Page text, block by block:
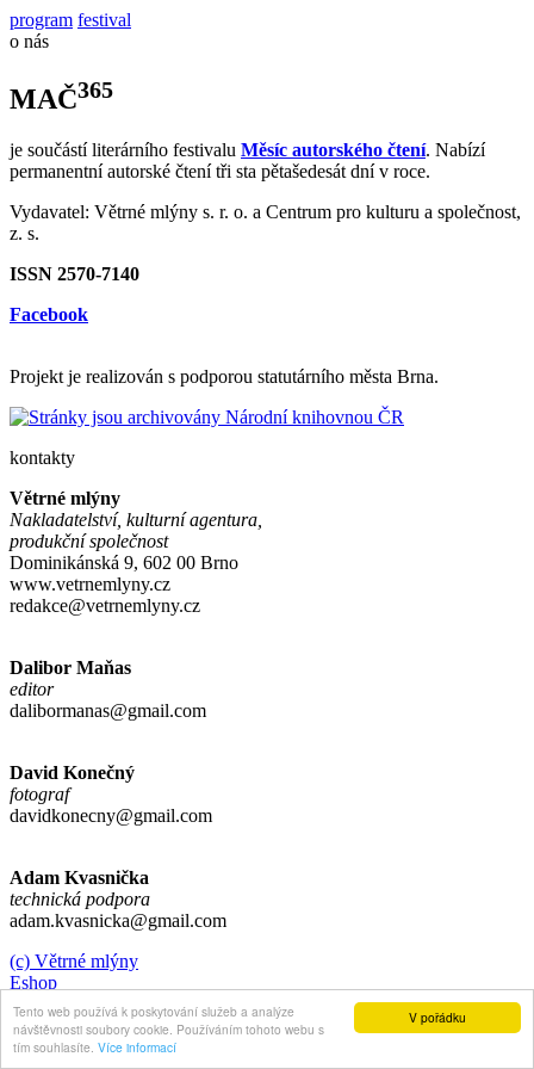
V pořádku
Tento web používá k poskytování služeb a analýze
návštěvnosti soubory cookie. Používáním tohoto webu s
tím souhlasíte. Více informací
program festival
o nás
MAČ365
je součástí literárního festivalu Měsíc autorského čtení. Nabízí
permanentní autorské čtení tři sta pětašedesát dní v roce.
Vydavatel: Větrné mlýny s. r. o. a Centrum pro kulturu a společnost,
z. s.
ISSN 2570-7140
Facebook
Projekt je realizován s podporou statutárního města Brna.
kontakty
Větrné mlýny
Nakladatelství, kulturní agentura,
produkční společnost
Dominikánská 9, 602 00 Brno
www.vetrnemlyny.cz
redakce@vetrnemlyny.cz
Dalibor Maňas
editor
dalibormanas@gmail.com
David Konečný
fotograf
davidkonecny@gmail.com
Adam Kvasnička
technická podpora
adam.kvasnicka@gmail.com
(c) Větrné mlýny
Eshop
O nás